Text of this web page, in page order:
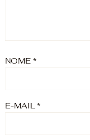
NOME *
E-MAIL*